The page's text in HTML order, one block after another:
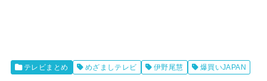
テレビまとめ めざましテレビ 伊野尾慧 爆買いJAPAN